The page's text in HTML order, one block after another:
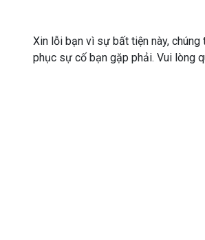
Xin lỗi bạn vì sự bất tiện này, chúng
phục sự cố bạn gặp phải. Vui lòng